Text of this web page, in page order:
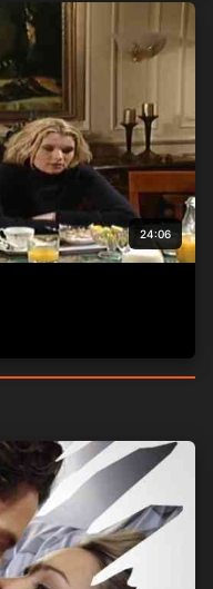
24:06